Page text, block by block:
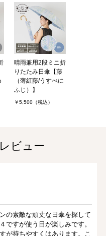
晴雨兼用2段ミニ折
りたたみ日傘【藤
（薄紅藤/うすべに
ふじ）】
￥5,500（税込）
ビュー
の素敵な頑丈な日傘を探して
すが使う日が楽しみです。
が持ちやすくはあります。こ